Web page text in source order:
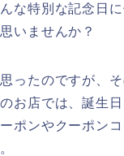
な特別な記念日
いませんか？
ったのですが、
お店では、誕生
ポンやクーポン